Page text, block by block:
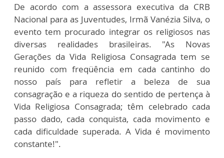
De acordo com a assessora executiva da CRB
Nacional para as Juventudes, Irmã Vanézia Silva, o
evento tem procurado integrar os religiosos nas
diversas realidades brasileiras. "As Novas
Gerações da Vida Religiosa Consagrada tem se
reunido com freqüência em cada cantinho do
nosso país para refletir a beleza de sua
consagração e a riqueza do sentido de pertença à
Vida Religiosa Consagrada; têm celebrado cada
passo dado, cada conquista, cada movimento e
cada dificuldade superada. A Vida é movimento
constante!".